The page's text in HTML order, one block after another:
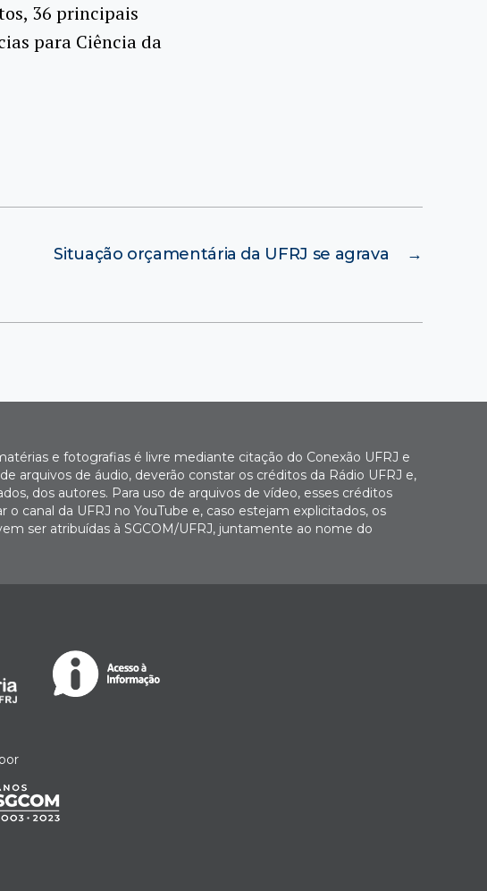
36 principais
para Ciência da
→
Situação orçamentária da UFRJ se agrava
e fotografias é livre mediante citação do Conexão UFRJ e
arquivos de áudio, deverão constar os créditos da Rádio UFRJ e,
dos autores. Para uso de arquivos de vídeo, esses créditos
o canal da UFRJ no YouTube e, caso estejam explicitados, os
ser atribuídas à SGCOM/UFRJ, juntamente ao nome do